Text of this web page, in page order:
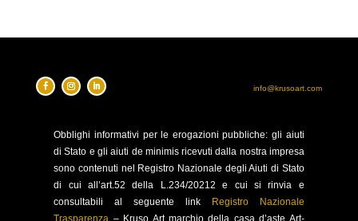
info@krusoart.com
Obblighi informativi per le erogazioni pubbliche: gli aiuti
di Stato e gli aiuti de minimis ricevuti dalla nostra impresa
sono contenuti nel Registro Nazionale degli Aiuti di Stato
di cui all’art.52 della L.234/20212 e cui si rinvia e
consultabili al seguente link
Registro Nazionale